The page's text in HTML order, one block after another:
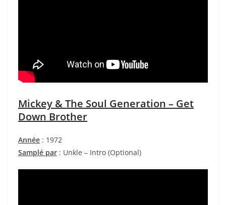
Mickey & The Soul Generation – Get
Down Brother
Année : 1972
Samplé par : Unkle – Intro (Optional)